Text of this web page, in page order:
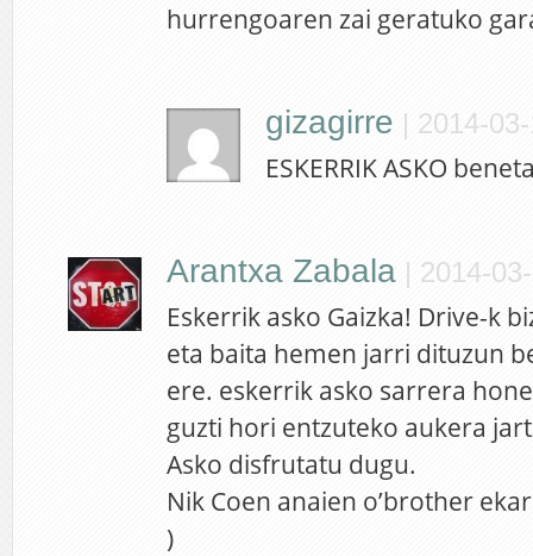
hurrengoaren zai geratuko
gizagirre | 2014-
ESKERRIK ASKO
Arantxa Zabala | 2014-
Eskerrik asko Gaizka! Drive-k
eta baita hemen jarri dituzun
ere. eskerrik asko sarrera
guzti hori entzuteko aukera
Asko disfrutatu dugu.
Nik Coen anaien o’brother
)